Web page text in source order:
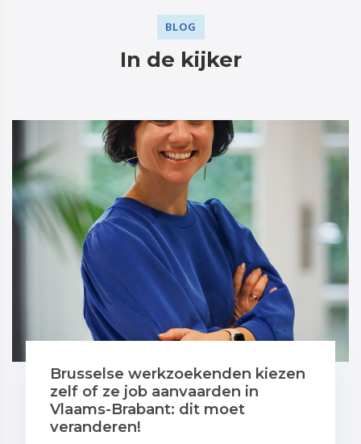
BLOG
In de kijker
Brusselse werkzoekenden kiezen
zelf of ze job aanvaarden in
Vlaams-Brabant: dit moet
veranderen!